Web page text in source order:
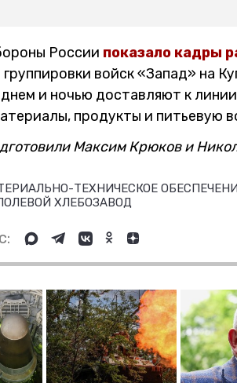
России показало кадры
группировки войск «Запад» на
и ночью доставляют к
продукты и питьевую
Максим Крюков и
ТЕХНИЧЕСКОЕ
ХЛЕБОЗАВОД